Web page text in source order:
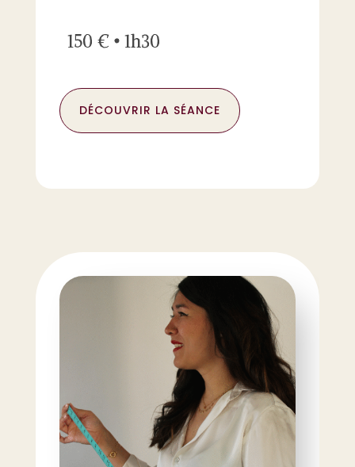
150 € • 1h30
DÉCOUVRIR LA SÉANCE